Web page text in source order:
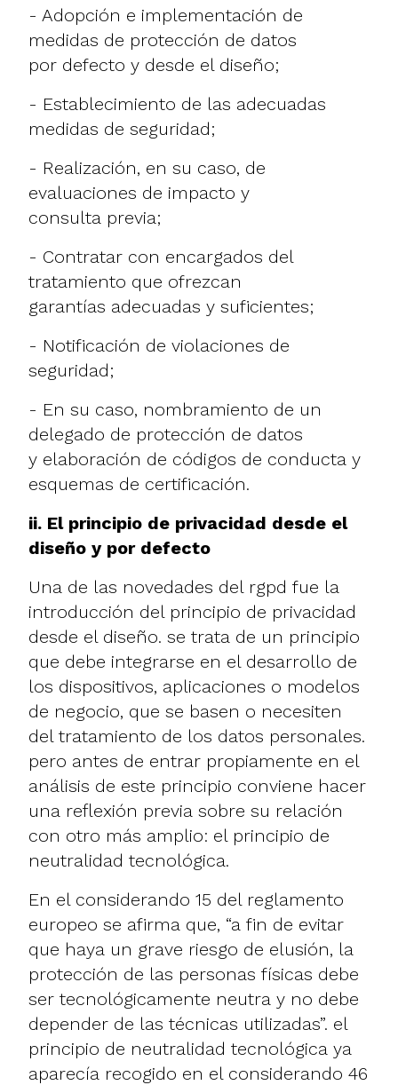
- Adopción e implementación de
medidas de protección de datos
por defecto y desde el diseño;
- Establecimiento de las adecuadas
medidas de seguridad;
- Realización, en su caso, de
evaluaciones de impacto y
consulta previa;
- Contratar con encargados del
tratamiento que ofrezcan
garantías adecuadas y suficientes;
- Notificación de violaciones de
seguridad;
- En su caso, nombramiento de un
delegado de protección de datos
y elaboración de códigos de conducta y
esquemas de certificación.
ii. El principio de privacidad desde el
diseño y por defecto
Una de las novedades del rgpd fue la
introducción del principio de privacidad
desde el diseño. se trata de un principio
que debe integrarse en el desarrollo de
los dispositivos, aplicaciones o modelos
de negocio, que se basen o necesiten
del tratamiento de los datos personales.
pero antes de entrar propiamente en el
análisis de este principio conviene hacer
una reflexión previa sobre su relación
con otro más amplio: el principio de
neutralidad tecnológica.
En el considerando 15 del reglamento
europeo se afirma que, “a fin de evitar
que haya un grave riesgo de elusión, la
protección de las personas físicas debe
ser tecnológicamente neutra y no debe
depender de las técnicas utilizadas”. el
principio de neutralidad tecnológica ya
aparecía recogido en el considerando 46